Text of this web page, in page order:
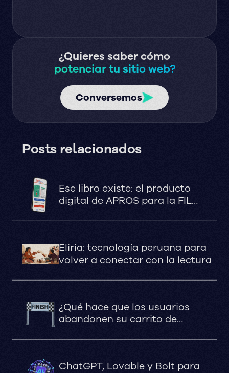
¿Quieres saber cómo
potenciar tu sitio web?
Conversemos
Posts relacionados
Ese libro existe: el producto
digital de APROS para la FIL
Eliria: tecnología peruana para
volver a conectar con la lectura
¿Qué hace que los usuarios
abandonen su carrito de
ChatGPT, Lovable y Bolt para